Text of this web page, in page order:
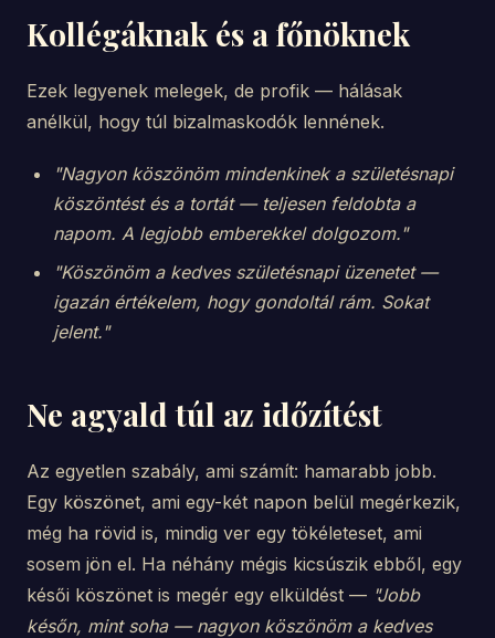
Kollégáknak és a főnöknek
Ezek legyenek melegek, de profik — hálásak
anélkül, hogy túl bizalmaskodók lennének.
"Nagyon köszönöm mindenkinek a születésnapi
köszöntést és a tortát — teljesen feldobta a
napom. A legjobb emberekkel dolgozom."
"Köszönöm a kedves születésnapi üzenetet —
igazán értékelem, hogy gondoltál rám. Sokat
jelent."
Ne agyald túl az időzítést
Az egyetlen szabály, ami számít: hamarabb jobb.
Egy köszönet, ami egy-két napon belül megérkezik,
még ha rövid is, mindig ver egy tökéleteset, ami
sosem jön el. Ha néhány mégis kicsúszik ebből, egy
késői köszönet is megér egy elküldést — "Jobb
későn, mint soha — nagyon köszönöm a kedves